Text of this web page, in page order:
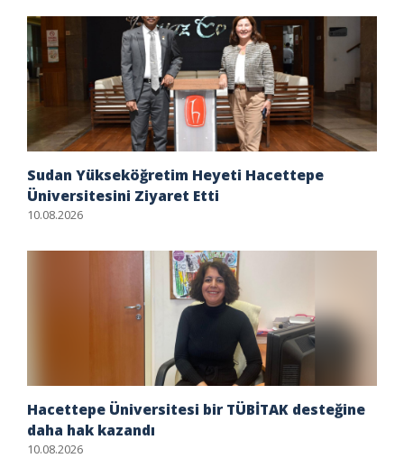
Sudan Yükseköğretim Heyeti Hacettepe
Üniversitesini Ziyaret Etti
10.08.2026
Hacettepe Üniversitesi bir TÜBİTAK desteğine
daha hak kazandı
10.08.2026